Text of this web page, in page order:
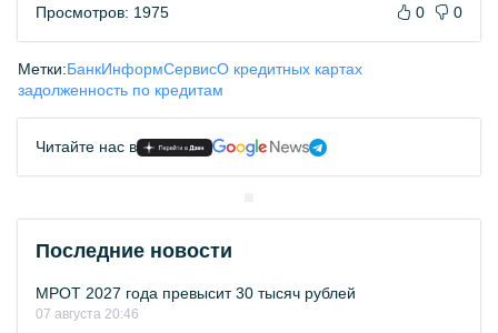
Просмотров: 1975 0 0
Метки:БанкИнформСервисО кредитных картах
задолженность по кредитам
Читайте нас в
Последние новости
МРОТ 2027 года превысит 30 тысяч рублей
07 августа 20:46